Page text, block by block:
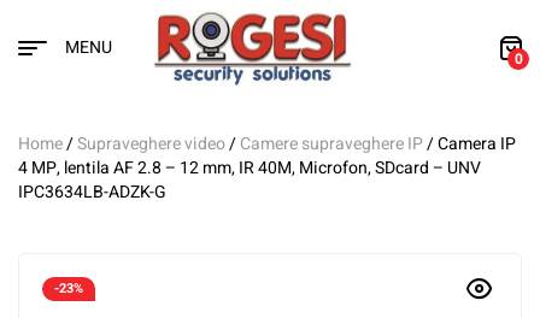
MENU 0
Home/Supraveghere video/Camere supraveghere IP/ Camera IP
4 MP, lentila AF 2.8 – 12 mm, IR 40M, Microfon, SDcard – UNV
IPC3634LB-ADZK-G
-23%